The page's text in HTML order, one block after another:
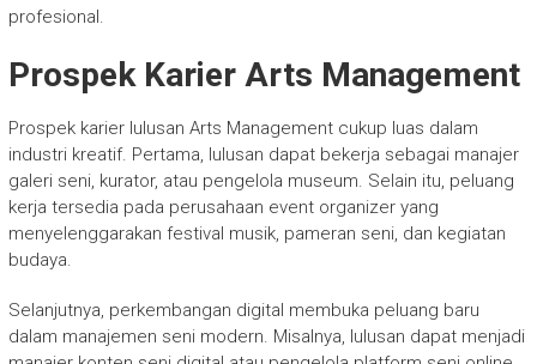
profesional.
Prospek Karier Arts Management
Prospek karier lulusan Arts Management cukup luas dalam
industri kreatif. Pertama, lulusan dapat bekerja sebagai manajer
galeri seni, kurator, atau pengelola museum. Selain itu, peluang
kerja tersedia pada perusahaan event organizer yang
menyelenggarakan festival musik, pameran seni, dan kegiatan
budaya.
Selanjutnya, perkembangan digital membuka peluang baru
dalam manajemen seni modern. Misalnya, lulusan dapat menjadi